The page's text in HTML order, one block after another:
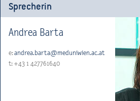
Sprecherin
Andrea Barta
e:andrea.barta@meduniwien.ac.at
t: +43 1 427761640